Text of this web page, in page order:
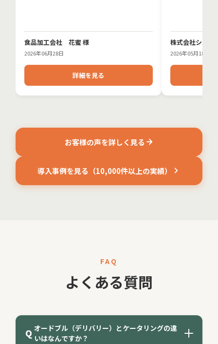
食品加工会社 花蜜 様
2026年06月28日
詳細を見る
株式会社シル
2026年05月18日
お客様の声を詳しく見る
導入事例を見る（10,000件以上の実績）
FAQ
よくある質問
Q オードブル（デリバリー）とケータリングの違
いはなんですか？